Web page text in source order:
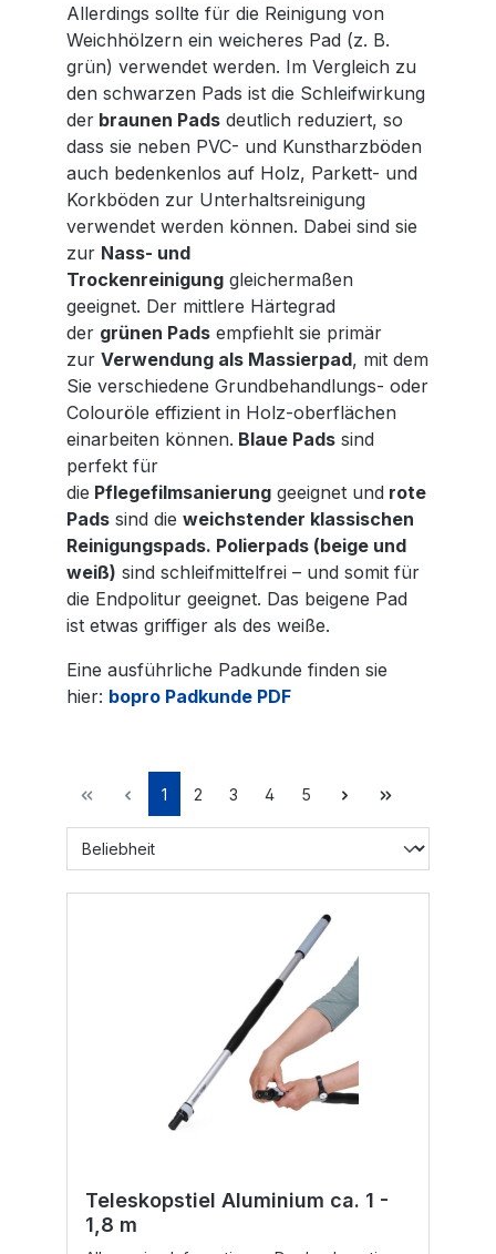
Allerdings sollte für die Reinigung von
Weichhölzern ein weicheres Pad (z. B.
grün) verwendet werden. Im Vergleich zu
den schwarzen Pads ist die Schleifwirkung
der braunen Pads deutlich reduziert, so
dass sie neben PVC- und Kunstharzböden
auch bedenkenlos auf Holz, Parkett- und
Korkböden zur Unterhaltsreinigung
verwendet werden können. Dabei sind sie
zur Nass- und
Trockenreinigung gleichermaßen
geeignet. Der mittlere Härtegrad
der grünen Pads empfiehlt sie primär
zur Verwendung als Massierpad, mit dem
Sie verschiedene Grundbehandlungs- oder
Colouröle effizient in Holz-oberflächen
einarbeiten können. Blaue Pads sind
perfekt für
die Pflegefilmsanierung geeignet und rote
Pads sind die weichstender klassischen
Reinigungspads. Polierpads (beige und
weiß) sind schleifmittelfrei – und somit für
die Endpolitur geeignet. Das beigene Pad
ist etwas griffiger als des weiße.
Eine ausführliche Padkunde finden sie
hier: bopro Padkunde PDF
1 2 3 4 5
Teleskopstiel Aluminium ca. 1 -
1,8 m